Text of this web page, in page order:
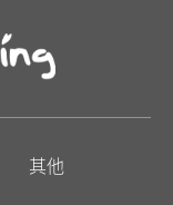
其他